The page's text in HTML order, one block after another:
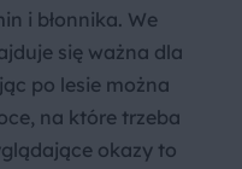
i błonnika. We
się ważna dla
po lesie można
na które trzeba
okazy to